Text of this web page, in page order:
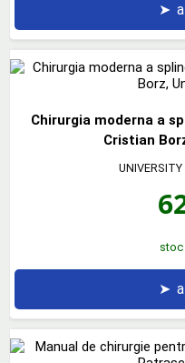
➤
Chirurgia moderna a
Cristian
stoc
➤